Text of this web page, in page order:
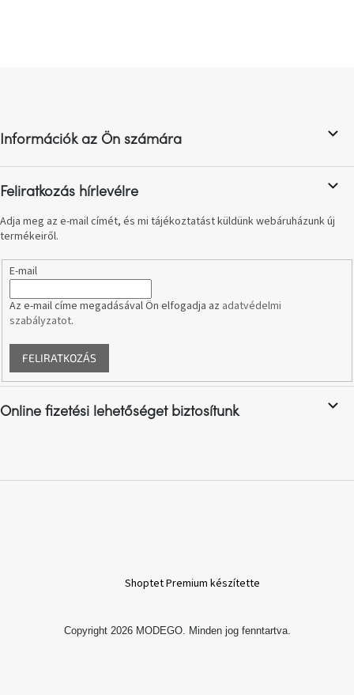
Hoorns
utalványok
Formwood
kollekció
Most
A
nyári
é
c
Információk az Ön számára
Feliratkozás hírlevélre
Adja meg az e-mail címét, és mi tájékoztatást küldünk webáruházunk új
termékeiről.
E-mail
Az e-mail címe megadásával Ön elfogadja az adatvédelmi
szabályzatot.
FELIRATKOZÁS
Online fizetési lehetőséget biztosítunk
Shoptet Premium készítette
Copyright 2026 MODEGO. Minden jog fenntartva.